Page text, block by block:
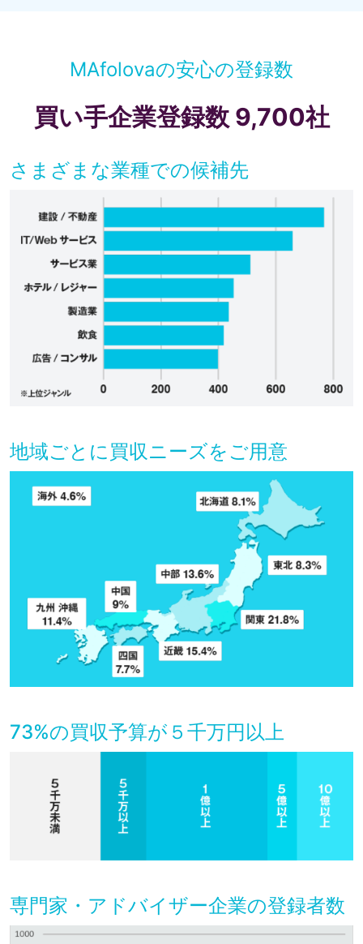
MAfolovaの安心の登録数
買い手企業登録数 9,700社
さまざまな業種での候補先
地域ごとに買収ニーズをご用意
73%の買収予算が５千万円以上
専門家・アドバイザー企業の登録者数